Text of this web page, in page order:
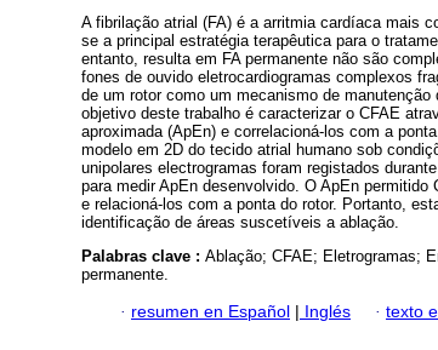
A fibrilação atrial (FA) é a arritmia cardíaca mais
se a principal estratégia terapêutica para o
entanto, resulta em FA permanente não são
fones de ouvido eletrocardiogramas complexos
de um rotor como um mecanismo de manutenção
objetivo deste trabalho é caracterizar o CFAE
aproximada (ApEn) e correlacioná-los com a
modelo em 2D do tecido atrial humano sob
unipolares electrogramas foram registados
para medir ApEn desenvolvido. O ApEn
e relacioná-los com a ponta do rotor. Portanto,
identificação de áreas suscetíveis a ablação.
Palabras clave : Ablação; CFAE; Eletrogramas;
permanente.
· resumen en Español | Inglés · texto